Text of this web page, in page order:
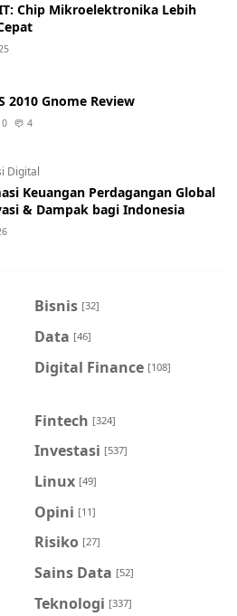
Chip Mikroelektronika Lebih
2010 Gnome Review
4
Digital
Keuangan Perdagangan Global
& Dampak bagi Indonesia
Bisnis [32]
Data [46]
Digital Finance [108]
Fintech [324]
Investasi [537]
Linux [49]
Opini [11]
Risiko [27]
Sains Data [52]
Teknologi [337]